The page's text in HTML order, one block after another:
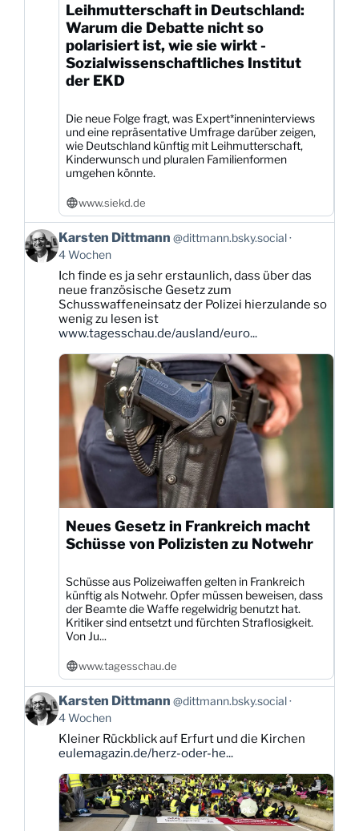
Leihmutterschaft in Deutschland:
Warum die Debatte nicht so
polarisiert ist, wie sie wirkt -
Sozialwissenschaftliches Institut
der EKD
Die neue Folge fragt, was Expert*inneninterviews
und eine repräsentative Umfrage darüber zeigen,
wie Deutschland künftig mit Leihmutterschaft,
Kinderwunsch und pluralen Familienformen
umgehen könnte.
www.siekd.de
Beitrag
von
Karsten
Dittmann
Bluesky
ansehen
Karsten Dittmann @dittmann.bsky.social
4 Wochen
Ich finde es ja sehr erstaunlich, dass über das
neue französische Gesetz zum
Schusswaffeneinsatz der Polizei hierzulande so
wenig zu lesen ist
www.tagesschau.de/ausland/euro...
Neues Gesetz in Frankreich macht
Schüsse von Polizisten zu Notwehr
Schüsse aus Polizeiwaffen gelten in Frankreich
künftig als Notwehr. Opfer müssen beweisen, dass
der Beamte die Waffe regelwidrig benutzt hat.
Kritiker sind entsetzt und fürchten Straflosigkeit.
Von Ju...
www.tagesschau.de
Beitrag
von
Karsten
Dittmann
Bluesky
ansehen
Karsten Dittmann @dittmann.bsky.social
4 Wochen
Kleiner Rückblick auf Erfurt und die Kirchen
eulemagazin.de/herz-oder-he...